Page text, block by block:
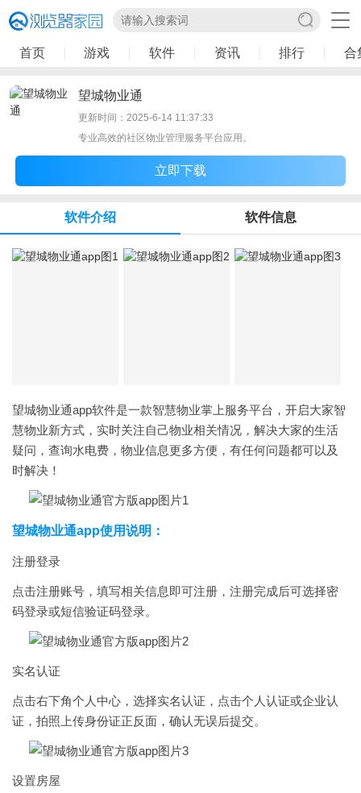
首页 游戏 软件 资讯 排行 合
望城物业通
更新时间：2025-6-14 11:37:33
专业高效的社区物业管理服务平台应用。
立即下载
软件介绍 软件信息
望城物业通app软件是一款智慧物业掌上服务平台，开启大家智
慧物业新方式，实时关注自己物业相关情况，解决大家的生活
疑问，查询水电费，物业信息更多方便，有任何问题都可以及
时解决！
望城物业通app使用说明：
注册登录
点击注册账号，填写相关信息即可注册，注册完成后可选择密
码登录或短信验证码登录。
实名认证
点击右下角个人中心，选择实名认证，点击个人认证或企业认
证，拍照上传身份证正反面，确认无误后提交。
设置房屋